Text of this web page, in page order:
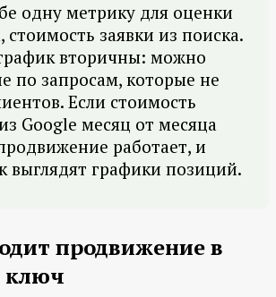
одну метрику для оценки
заявки из поиска.
вторичны: можно
по запросам, которые не
Если стоимость
Google месяц от месяца
работает, и
выглядят графики позиций.
продвижение в
ключ